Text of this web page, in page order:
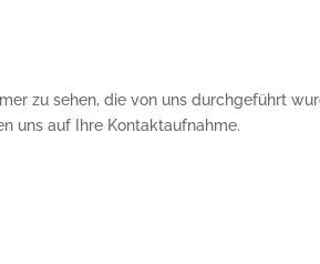
zu sehen, die von uns durchgeführt
uns auf Ihre Kontaktaufnahme.